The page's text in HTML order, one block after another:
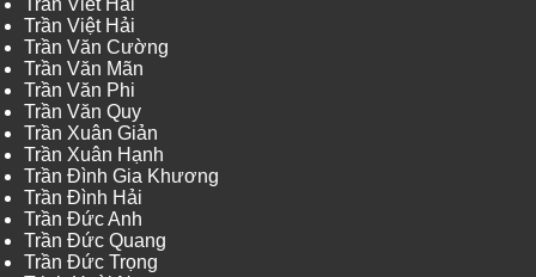
Trần Viết Hải
Trần Việt Hải
Trần Văn Cường
Trần Văn Mãn
Trần Văn Phi
Trần Văn Quy
Trần Xuân Giản
Trần Xuân Hạnh
Trần Đình Gia Khương
Trần Đình Hải
Trần Đức Anh
Trần Đức Quang
Trần Đức Trọng